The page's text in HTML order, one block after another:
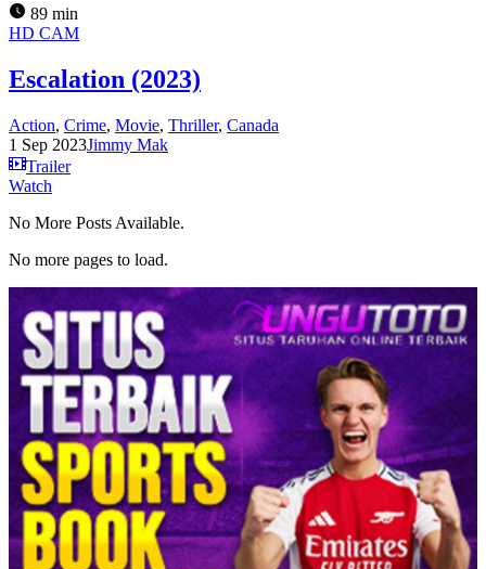
89 min
HD CAM
Escalation (2023)
Action, Crime, Movie, Thriller, Canada
1 Sep 2023Jimmy Mak
Trailer
Watch
No More Posts Available.
No more pages to load.